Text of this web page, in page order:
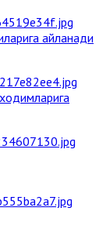
айланади